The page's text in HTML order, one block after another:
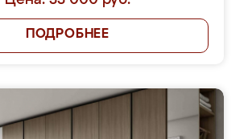
ПОДРОБНЕЕ